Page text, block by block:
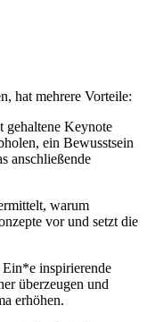
hat mehrere Vorteile:
gehaltene Keynote
ein Bewusstsein
anschließende
warum
vor und setzt die
Ein*e inspirierende
überzeugen und
erhöhen.